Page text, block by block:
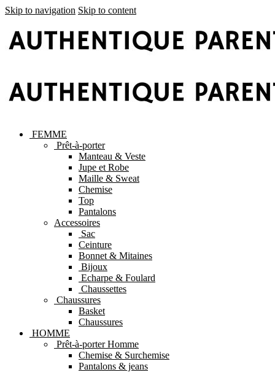
Skip to navigation Skip to content
FEMME
Prêt-à-porter
Manteau & Veste
Jupe et Robe
Maille & Sweat
Chemise
Top
Pantalons
Accessoires
Sac
Ceinture
Bonnet & Mitaines
Bijoux
Echarpe & Foulard
Chaussettes
Chaussures
Basket
Chaussures
HOMME
Prêt-à-porter Homme
Chemise & Surchemise
Pantalons & jeans